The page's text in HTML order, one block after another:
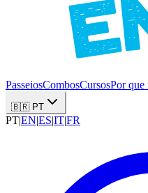
PasseiosCombosCursosPor que
🇧🇷 PT
PT|EN|ES|IT|FR